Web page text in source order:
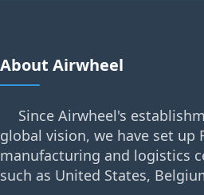
About Airwheel
Since Airwheel's
global vision, we have set up
manufacturing and logistics
such as United States,